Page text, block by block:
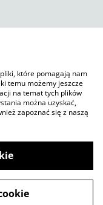
plików cookie
by
które pomagają nam
temu możemy jeszcze
na temat tych plików
można uzyskać,
zapoznać się z naszą